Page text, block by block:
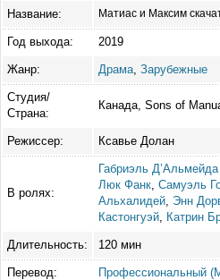
Название: Матиас и Максим
Год выхода: 2019
Жанр: Драма Зарубежные
Студия/
Страна:
Канада, Sons of
Режиссер: Ксавье Долан
В ролях:
Габриэль
Люк Фанк Самуэль
Альхалидей Энн
Кастонгуэй
Катрин
Длительность: 120 мин
Перевод: Профессиональный